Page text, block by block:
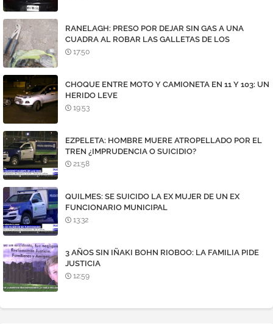
RANELAGH: PRESO POR DEJAR SIN GAS A UNA
CUADRA AL ROBAR LAS GALLETAS DE LOS
MEDIDORES
17:50
CHOQUE ENTRE MOTO Y CAMIONETA EN 11 Y 103: UN
HERIDO LEVE
19:53
EZPELETA: HOMBRE MUERE ATROPELLADO POR EL
TREN ¿IMPRUDENCIA O SUICIDIO?
21:58
QUILMES: SE SUICIDO LA EX MUJER DE UN EX
FUNCIONARIO MUNICIPAL
13:32
3 AÑOS SIN IÑAKI BOHN RIOBOO: LA FAMILIA PIDE
JUSTICIA
12:59